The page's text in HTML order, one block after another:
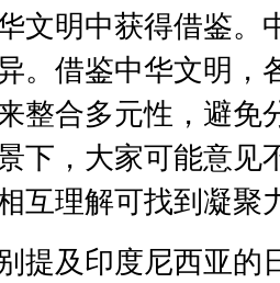
文明中获得借鉴。
。借鉴中华文明，
整合多元性，避免
下，大家可能意见
互理解可找到凝聚
及印度尼西亚的